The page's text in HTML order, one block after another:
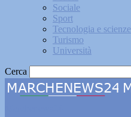
Sociale
Sport
Tecnologia e scienze
Turismo
Università
Cerca